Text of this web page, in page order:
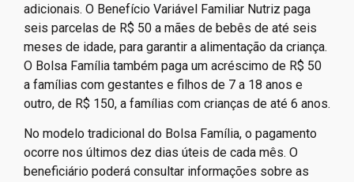
adicionais. O Benefício Variável Familiar Nutriz paga
seis parcelas de R$ 50 a mães de bebês de até seis
meses de idade, para garantir a alimentação da criança.
O Bolsa Família também paga um acréscimo de R$ 50
a famílias com gestantes e filhos de 7 a 18 anos e
outro, de R$ 150, a famílias com crianças de até 6 anos.
No modelo tradicional do Bolsa Família, o pagamento
ocorre nos últimos dez dias úteis de cada mês. O
beneficiário poderá consultar informações sobre as